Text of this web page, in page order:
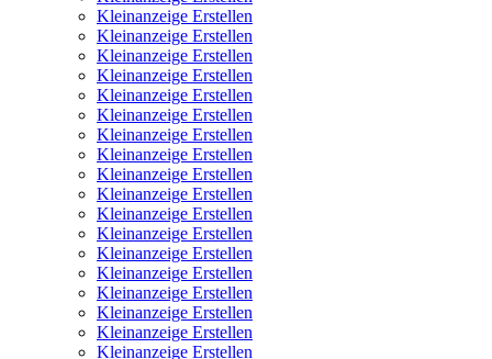
Kleinanzeige Erstellen
Kleinanzeige Erstellen
Kleinanzeige Erstellen
Kleinanzeige Erstellen
Kleinanzeige Erstellen
Kleinanzeige Erstellen
Kleinanzeige Erstellen
Kleinanzeige Erstellen
Kleinanzeige Erstellen
Kleinanzeige Erstellen
Kleinanzeige Erstellen
Kleinanzeige Erstellen
Kleinanzeige Erstellen
Kleinanzeige Erstellen
Kleinanzeige Erstellen
Kleinanzeige Erstellen
Kleinanzeige Erstellen
Kleinanzeige Erstellen